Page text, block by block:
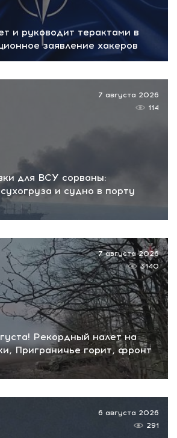
и руководит терактами в
заявление хакеров
для ВСУ сорваны:
и судно в порту
7 августа 2026
114
Рекордный налет на
Приграничье горит, фронт
7 августа 2026
3140
6 августа 2026
291